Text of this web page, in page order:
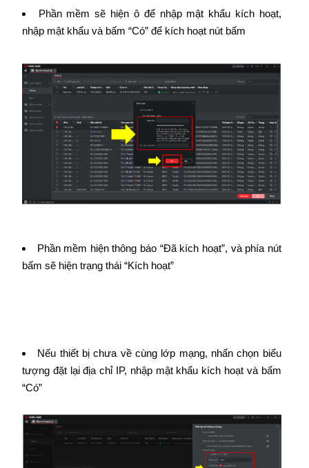
Phần mềm sẽ hiện ô để nhập mật khẩu kích hoạt,
nhập mật khẩu và bấm “Có” để kích hoạt nút bấm
Phần mềm hiện thông báo “Đã kích hoạt”, và phía nút
bấm sẽ hiện trạng thái “Kích hoạt”
Nếu thiết bị chưa về cùng lớp mạng, nhấn chọn biểu
tượng đặt lại địa chỉ IP, nhập mật khẩu kích hoạt và bấm
“Có”